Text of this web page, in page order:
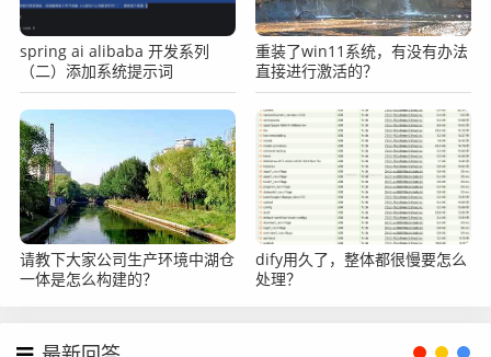
spring ai alibaba 开发系列
（二）添加系统提示词
重装了win11系统，有没有办法
直接进行激活的？
请教下大家公司生产环境中湖仓
一体是怎么构建的？
dify用久了，整体都很慢要怎么
处理？